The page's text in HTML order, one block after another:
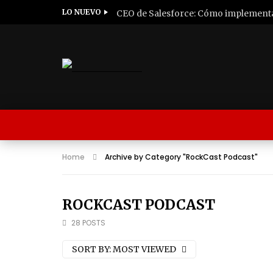
LO NUEVO
Home Archive by Category "RockCast Podcast"
ROCKCAST PODCAST
28 POSTS
SORT BY:MOST VIEWED